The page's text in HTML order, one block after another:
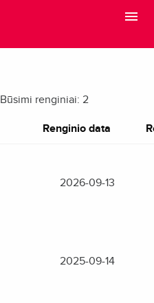
Būsimi renginiai: 2
Renginio data
2026-09-13
2025-09-14